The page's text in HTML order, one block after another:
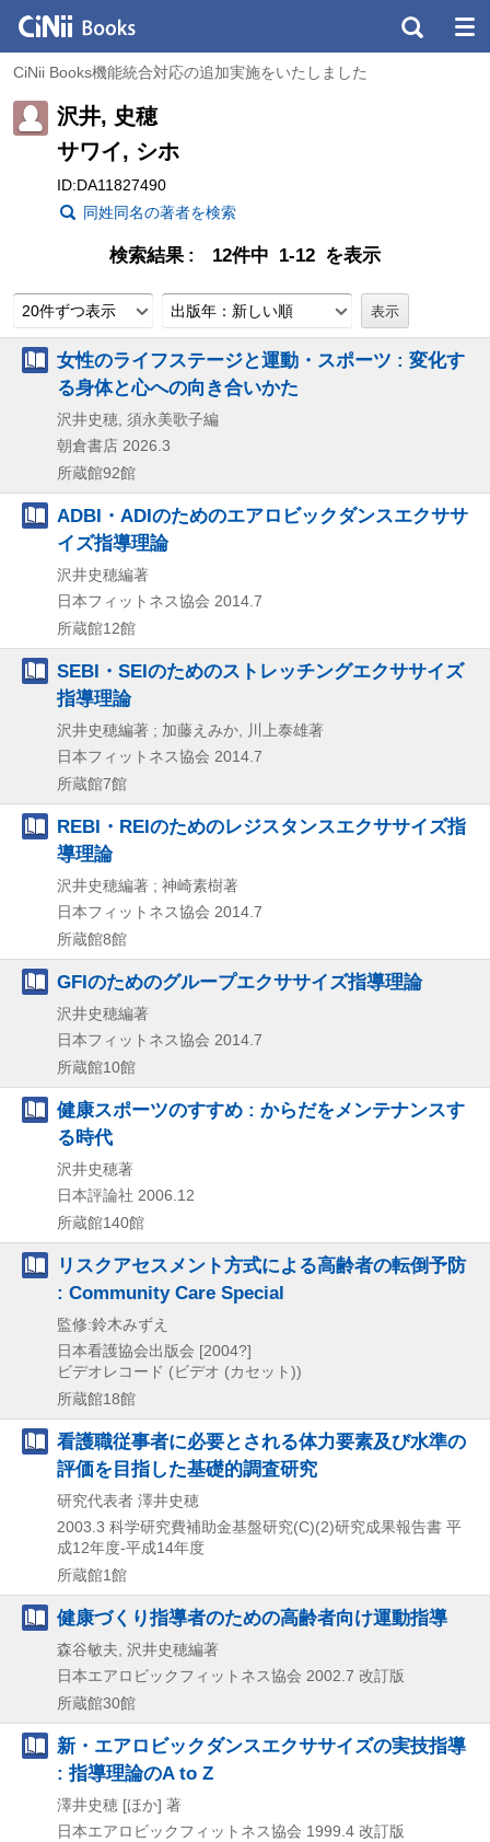
CiNii Books機能統合対応の追加実施をいたしました
沢井, 史穂
サワイ, シホ
ID:DA11827490
同姓同名の著者を検索
検索結果 12件中 1-12 を表示
20件ずつ表示 出版年：新しい順
女性のライフステージと運動・スポーツ : 変化す
る身体と心への向き合いかた
沢井史穂, 須永美歌子編
朝倉書店 2026.3
所蔵館92館
ADBI・ADIのためのエアロビックダンスエクササ
イズ指導理論
沢井史穂編著
日本フィットネス協会 2014.7
所蔵館12館
SEBI・SEIのためのストレッチングエクササイズ
指導理論
沢井史穂編著 ; 加藤えみか, 川上泰雄著
日本フィットネス協会 2014.7
所蔵館7館
REBI・REIのためのレジスタンスエクササイズ指
導理論
沢井史穂編著 ; 神崎素樹著
日本フィットネス協会 2014.7
所蔵館8館
GFIのためのグループエクササイズ指導理論
沢井史穂編著
日本フィットネス協会 2014.7
所蔵館10館
健康スポーツのすすめ : からだをメンテナンスす
る時代
沢井史穂著
日本評論社 2006.12
所蔵館140館
リスクアセスメント方式による高齢者の転倒予防
: Community Care Special
監修:鈴木みずえ
日本看護協会出版会 [2004?]
ビデオレコード (ビデオ (カセット))
所蔵館18館
看護職従事者に必要とされる体力要素及び水準の
評価を目指した基礎的調査研究
研究代表者 澤井史穂
2003.3 科学研究費補助金基盤研究(C)(2)研究成果報告書 平
成12年度-平成14年度
所蔵館1館
健康づくり指導者のための高齢者向け運動指導
森谷敏夫, 沢井史穂編著
日本エアロビックフィットネス協会 2002.7 改訂版
所蔵館30館
新・エアロビックダンスエクササイズの実技指導
: 指導理論のA to Z
澤井史穂 [ほか] 著
日本エアロビックフィットネス協会 1999.4 改訂版